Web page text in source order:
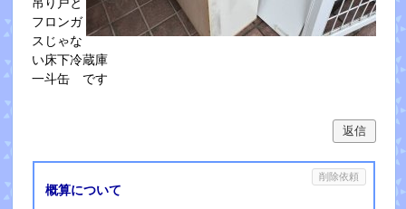
吊り戸と
フロンガ
スじゃな
い床下冷蔵庫
一斗缶 です
返信
概算について
削除依頼